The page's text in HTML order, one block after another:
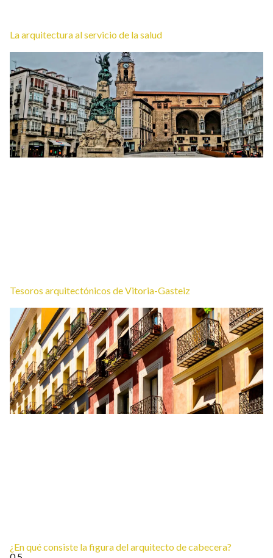
La arquitectura al servicio de la salud
Tesoros arquitectónicos de Vitoria-Gasteiz
¿En qué consiste la figura del arquitecto de cabecera?